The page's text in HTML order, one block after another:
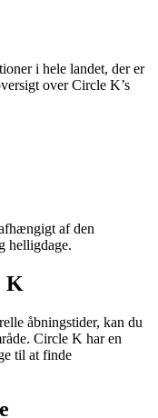
i hele landet, der er
over Circle K’s
af den
helligdage.
K
åbningstider, kan du
Circle K har en
til at finde